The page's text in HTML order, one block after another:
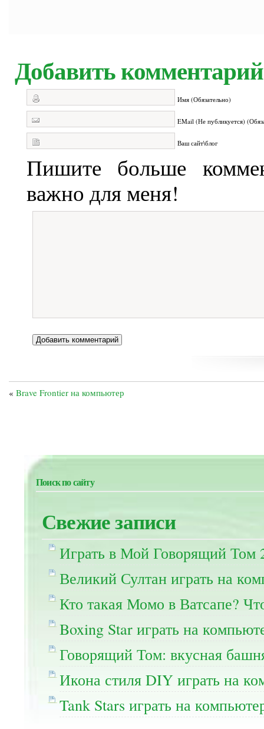
Добавить комментарий
Имя (Обязательно)
EMail (Не публикуется)
Ваш сайт\блог
Пишите больше
важно для меня!
« Brave Frontier на компьютер
Поиск по сайту
Свежие записи
Играть в Мой Говорящий Том
Великий Султан играть на
Кто такая Момо в Ватсапе?
Boxing Star играть на
Говорящий Том: вкусная
Икона стиля DIY играть на
Tank Stars играть на